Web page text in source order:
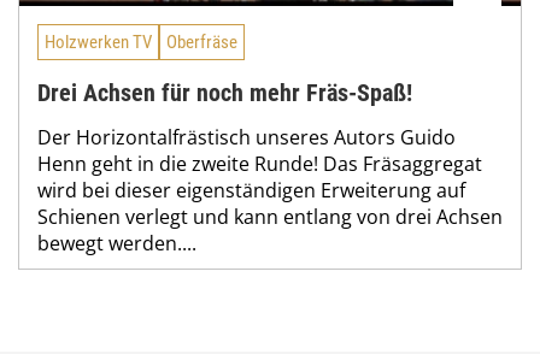
Holzwerken TV Oberfräse
Drei Achsen für noch mehr Fräs-Spaß!
Der Horizontalfrästisch unseres Autors Guido
Henn geht in die zweite Runde! Das Fräsaggregat
wird bei dieser eigenständigen Erweiterung auf
Schienen verlegt und kann entlang von drei Achsen
bewegt werden....